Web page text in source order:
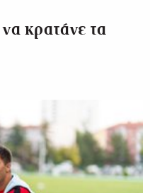
κρατάνε τα